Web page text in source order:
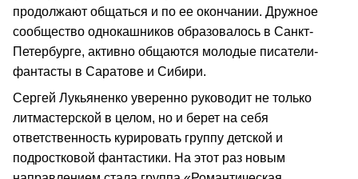
продолжают общаться и по ее окончании. Дружное
сообщество однокашников образовалось в Санкт-
Петербурге, активно общаются молодые писатели-
фантасты в Саратове и Сибири.
Сергей Лукьяненко уверенно руководит не только
литмастерской в целом, но и берет на себя
ответственность курировать группу детской и
подростковой фантастики. На этот раз новым